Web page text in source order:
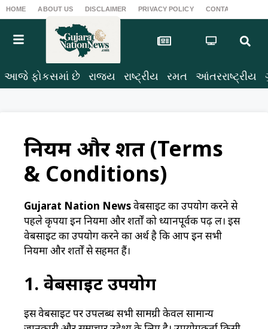
HOME ABOUT US DISCLAIMER PRIVACY POLICY CONTACT US
આજે ફોકસમાં છે રાજ્ય રાષ્ટ્રીય રમત આંતરરાષ્ટ્રીય
नियम और शर्तें (Terms
& Conditions)
Gujarat Nation Newsवेबसाइट का उपयोग करने से
पहले कृपया इन नियमों और शर्तों को ध्यानपूर्वक पढ़ लें। इस
वेबसाइट का उपयोग करने का अर्थ है कि आप इन सभी
नियमों और शर्तों से सहमत हैं।
1. वेबसाइट उपयोग
इस वेबसाइट पर उपलब्ध सभी सामग्री केवल सामान्य